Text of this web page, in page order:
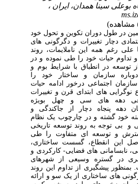
بوعلی سینا همدان، ایران ،
در طول دوران تکوین و تحول خود
دچار تغییرات و دگرگونی های
رغم همه این ناملایمات، روند
تداوم حیات خود را طی نموده و در
در انطباق با شرایط بوم و
سازمان و ساختار خود را
اجتماعی درخور ادامه حیات
نوگرایی های ابتدای قرن و تغییرات
دهه های سی و چهل بویژه
دهه پنجاه دچار از جاکندگی و
خود گشته و در چارچوب یک نظام
و بی توجه به روند توسعه تاریخی
و توسعه ای متفاوت را طی
این انقطاع، گسست ساختاری،
نابسامانی های فضایی- کارکردی و
در گستره وسیعی از شهرهای
پیشگیری از تداوم این روند
های ساختاری از یک سو و ارائه